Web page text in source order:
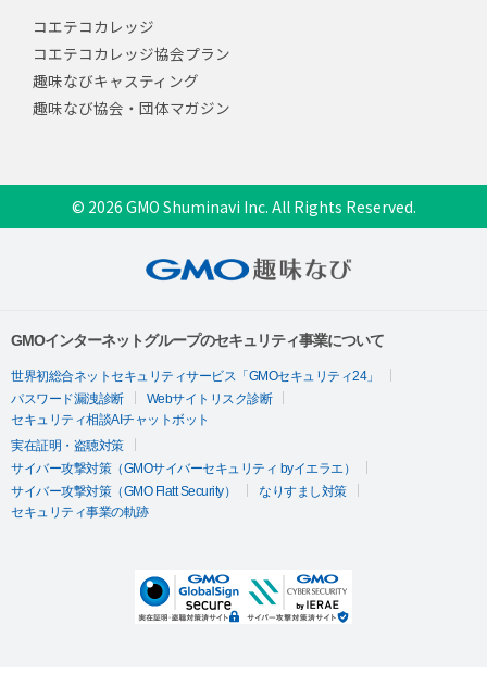
コエテコカレッジ
コエテコカレッジ協会プラン
趣味なびキャスティング
趣味なび協会・団体マガジン
© 2026 GMO Shuminavi Inc. All Rights Reserved.